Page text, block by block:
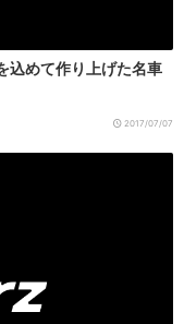
込めて作り上げた名車
2017/07/07